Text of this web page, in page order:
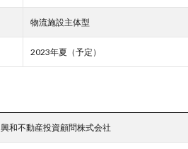
物流施設主体型
2023年夏（予定）
興和不動産投資顧問株式会社